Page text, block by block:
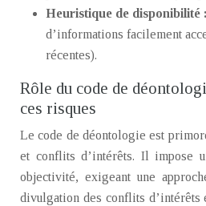
Heuristique de disponibilité :
d’informations facilement
récentes).
Rôle du code de
ces risques
Le code de déontologie est
et conflits d’intérêts. Il impose
objectivité, exigeant une
divulgation des conflits d’intérêts